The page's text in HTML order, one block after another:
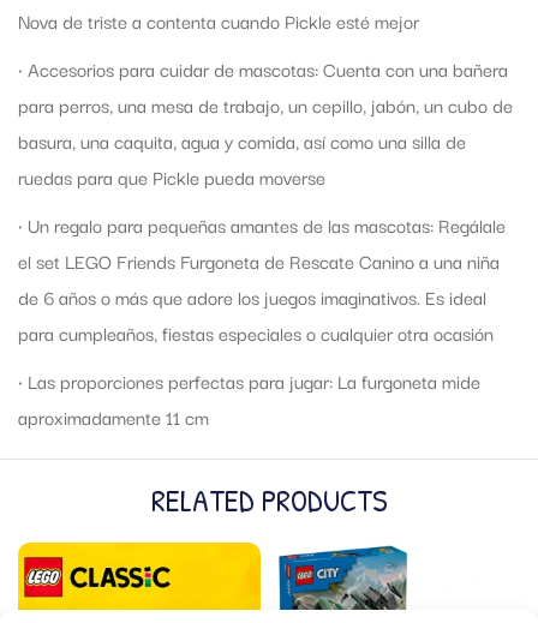
Nova de triste a contenta cuando Pickle esté mejor
• Accesorios para cuidar de mascotas: Cuenta con una bañera
para perros, una mesa de trabajo, un cepillo, jabón, un cubo de
basura, una caquita, agua y comida, así como una silla de
ruedas para que Pickle pueda moverse
• Un regalo para pequeñas amantes de las mascotas: Regálale
el set LEGO Friends Furgoneta de Rescate Canino a una niña
de 6 años o más que adore los juegos imaginativos. Es ideal
para cumpleaños, fiestas especiales o cualquier otra ocasión
• Las proporciones perfectas para jugar: La furgoneta mide
aproximadamente 11 cm
RELATED PRODUCTS